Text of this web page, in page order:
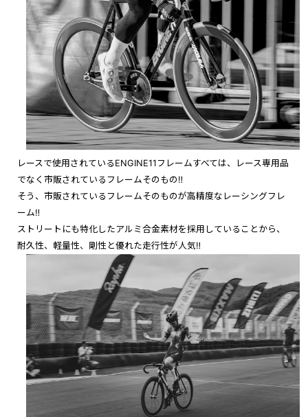
レースで使用されているENGINE11フレームすべては、レース専用品
でなく市販されているフレームそのもの‼︎
そう、市販されているフレームそのものが高精度なレーシングフレ
ーム‼︎
ストリートにも特化したアルミ合金素材を採用していることから、
耐久性、軽量性、剛性と優れた走行性が人気‼︎